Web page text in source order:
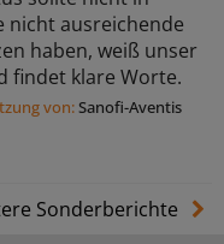
nicht ausreichende
haben, weiß unser
findet klare Worte.
von:Sanofi-Aventis
Sonderberichte